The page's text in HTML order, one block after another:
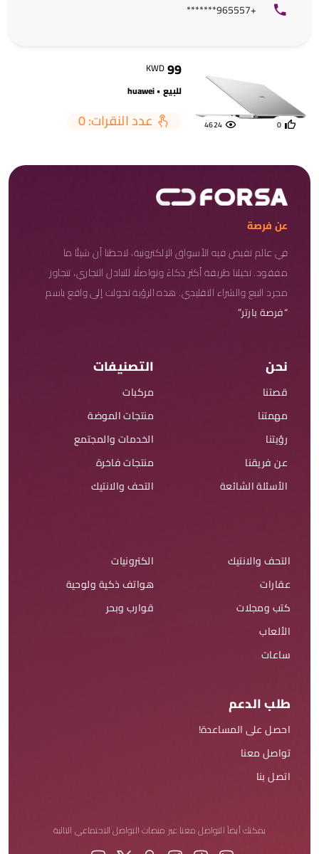
+965557*******
4624 0
99
KWD
للبيع • huawei
عدد النقرات: 0
عن فرصة
في عالم تفيض فيه الأسواق الإلكترونية، لاحظنا أن شيئًا ما
مفقود. تخيلنا طريقة أكثر ذكاءً وتواصلًا للتبادل التجاري، تتجاوز
مجرد البيع والشراء التقليدي. هذه الرؤية تحولت إلى واقع باسم
“فرصة بارتر”
نحن
قصتنا
مهمتنا
رؤيتنا
عن فريقنا
الأسئلة الشائعة
التصنيفات
مركبات
منتجات الموضة
الخدمات والمجتمع
منتجات فاخرة
التحف والانتيك
التحف والانتيك
عقارات
كتب ومجلات
الألعاب
ساعات
الكترونيات
هواتف ذكية ولوحية
قوارب وبحر
طلب الدعم
احصل على المساعدة!
تواصل معنا
اتصل بنا
يمكنك أيضاً التواصل معنا عبر منصات التواصل الاجتماعي التالية